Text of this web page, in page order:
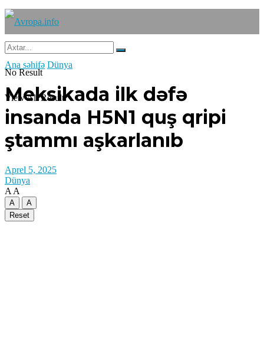
No Result
View All Result
Ana səhifə Dünya
Meksikada ilk dəfə
insanda H5N1 quş qripi
ştammı aşkarlanıb
Aprel 5, 2025
Dünya
A A
A
A
Reset